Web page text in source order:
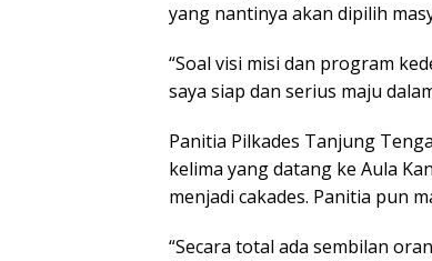
yang nantinya akan dipilih
“Soal visi misi dan program
saya siap dan serius maju
Panitia Pilkades Tanjung
kelima yang datang ke Aula
menjadi cakades. Panitia pun
“Secara total ada sembilan